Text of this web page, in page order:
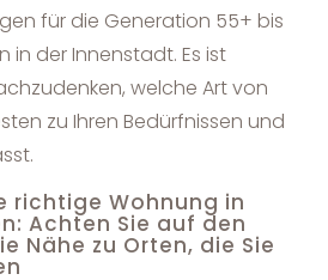
für die Generation 55+ bis
in der Innenstadt. Es ist
welche Art von
zu Ihren Bedürfnissen und
richtige Wohnung in
Achten Sie auf den
Nähe zu Orten, die Sie